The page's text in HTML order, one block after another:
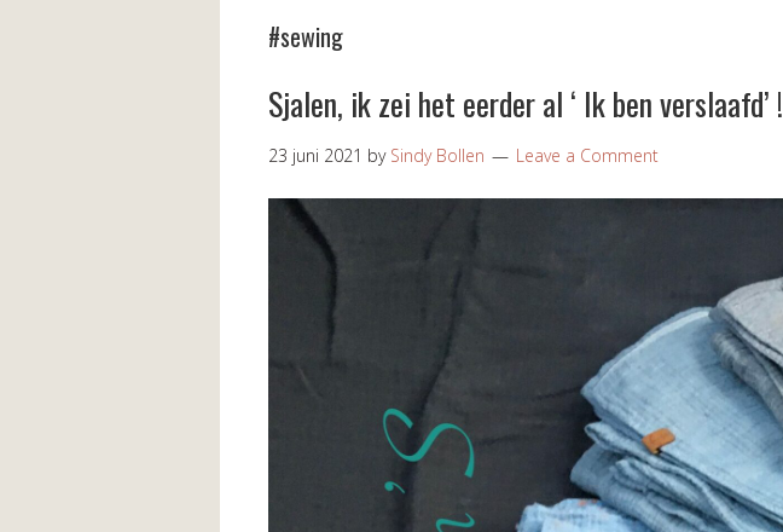
#sewing
Sjalen, ik zei het eerder al ‘ Ik ben verslaafd’ !
23 juni 2021 by Sindy Bollen Leave a Comment